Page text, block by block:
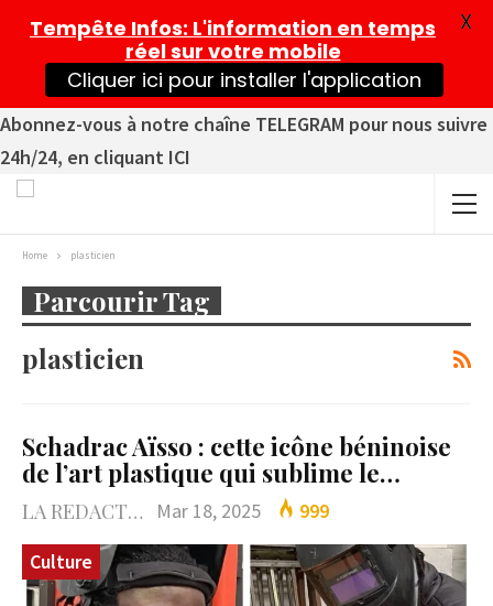
Abonnez-vous à notre chaîne TELEGRAM pour nous suivre
24h/24, en cliquant ICI
Home plasticien
Parcourir Tag
plasticien
Schadrac Aïsso : cette icône béninoise
de l’art plastique qui sublime le…
LA REDACTION Mar 18, 2025
999
Culture
Tempête Infos: L'information en temps
réel sur votre mobile
Cliquer ici pour installer l'application
X